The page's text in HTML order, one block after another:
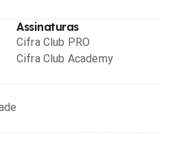
Assinaturas
Cifra Club PRO
Cifra Club Academy